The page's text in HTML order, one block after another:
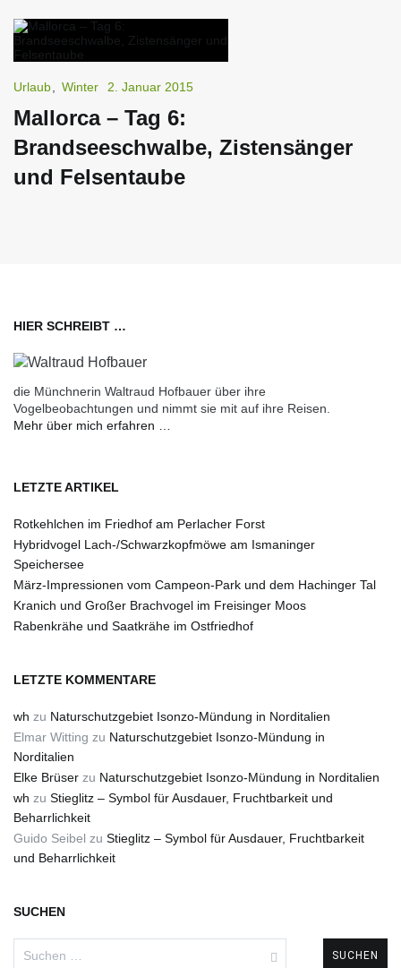
Urlaub Winter 2. Januar 2015
Mallorca – Tag 6:
Brandseeschwalbe, Zistensänger
und Felsentaube
HIER SCHREIBT …
die Münchnerin Waltraud Hofbauer über ihre
Vogelbeobachtungen und nimmt sie mit auf ihre Reisen.
Mehr über mich erfahren …
LETZTE ARTIKEL
Rotkehlchen im Friedhof am Perlacher Forst
Hybridvogel Lach-/Schwarzkopfmöwe am Ismaninger
Speichersee
März-Impressionen vom Campeon-Park und dem Hachinger Tal
Kranich und Großer Brachvogel im Freisinger Moos
Rabenkrähe und Saatkrähe im Ostfriedhof
LETZTE KOMMENTARE
wh zu Naturschutzgebiet Isonzo-Mündung in Norditalien
Elmar Witting zu Naturschutzgebiet Isonzo-Mündung in
Norditalien
Elke Brüser zu Naturschutzgebiet Isonzo-Mündung in Norditalien
wh zu Stieglitz – Symbol für Ausdauer, Fruchtbarkeit und
Beharrlichkeit
Guido Seibel zu Stieglitz – Symbol für Ausdauer, Fruchtbarkeit
und Beharrlichkeit
SUCHEN